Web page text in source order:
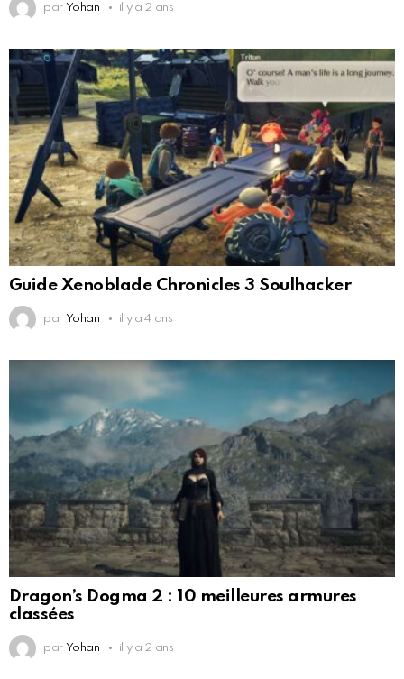
par Yohan il y a 2 ans
Guide Xenoblade Chronicles 3 Soulhacker
par Yohan il y a 4 ans
Dragon’s Dogma 2 : 10 meilleures armures
classées
par Yohan il y a 2 ans